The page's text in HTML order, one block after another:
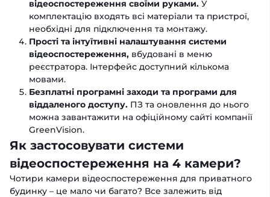
відеоспостереження своїми руками. У
комплектацію входять всі матеріали та пристрої,
необхідні для підключення та монтажу.
Прості та інтуїтивні налаштування системи
відеоспостереження, вбудовані в меню
реєстратора. Інтерфейс доступний кількома
мовами.
Безплатні програмні заходи та програми для
віддаленого доступу. ПЗ та оновлення до нього
можна завантажити на офіційному сайті компанії
GreenVision.
Як застосовувати системи
відеоспостереження на 4 камери?
Чотири камери відеоспостереження для приватного
будинку – це мало чи багато? Все залежить від